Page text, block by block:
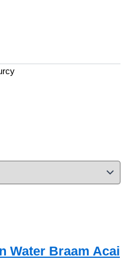
Water Braam Acai